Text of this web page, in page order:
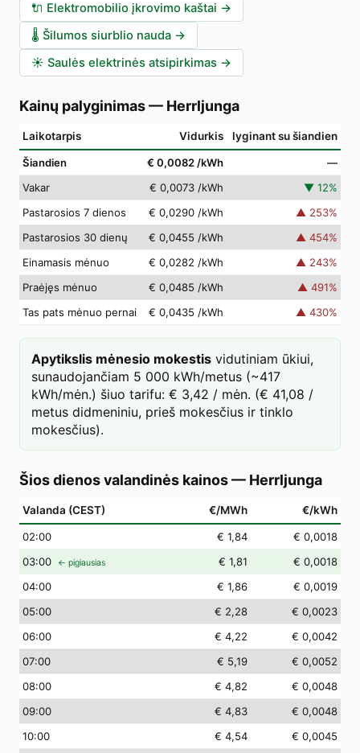
🔌 Elektromobilio įkrovimo kaštai →
🌡️ Šilumos siurblio nauda →
☀️ Saulės elektrinės atsipirkimas →
Kainų palyginimas— Herrljunga
Laikotarpis Vidurkis lyginant su šiandien
Šiandien € 0,0082 /kWh
—
Vakar
€ 0,0073 /kWh ▼ 12%
Pastarosios 7 dienos
€ 0,0290 /kWh ▲ 253%
Pastarosios 30 dienų
€ 0,0455 /kWh ▲ 454%
Einamasis mėnuo
€ 0,0282 /kWh ▲ 243%
Praėjęs mėnuo
€ 0,0485 /kWh ▲ 491%
Tas pats mėnuo pernai
€ 0,0435 /kWh ▲ 430%
Apytikslis mėnesio mokestis vidutiniam ūkiui,
sunaudojančiam 5 000 kWh/metus (~417
kWh/mėn.) šiuo tarifu: € 3,42 / mėn. (€ 41,08 /
metus didmeniniu, prieš mokesčius ir tinklo
mokesčius).
Šios dienos valandinės kainos— Herrljunga
Valanda (CEST) €/MWh €/kWh
02:00 € 1,84
€ 0,0018
03:00 ← pigiausias € 1,81
€ 0,0018
04:00 € 1,86
€ 0,0019
05:00 € 2,28
€ 0,0023
06:00 € 4,22
€ 0,0042
07:00 € 5,19
€ 0,0052
08:00 € 4,82
€ 0,0048
09:00 € 4,83
€ 0,0048
10:00 € 4,54
€ 0,0045